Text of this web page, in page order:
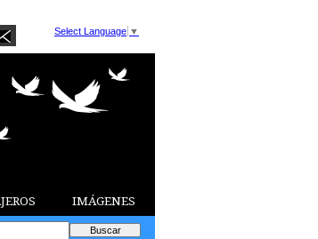
Select Language ▼
IMÁGENES